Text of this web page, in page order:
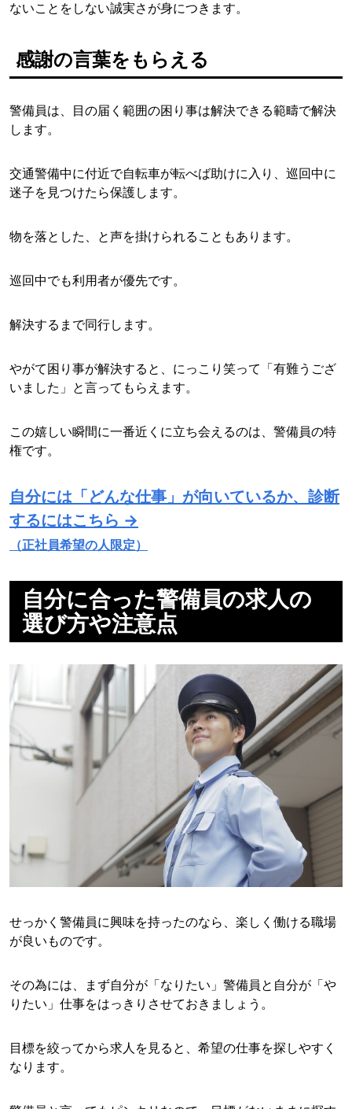
ないことをしない誠実さが身につきます。
感謝の言葉をもらえる
警備員は、目の届く範囲の困り事は解決できる範疇で解決
します。
交通警備中に付近で自転車が転べば助けに入り、巡回中に
迷子を見つけたら保護します。
物を落とした、と声を掛けられることもあります。
巡回中でも利用者が優先です。
解決するまで同行します。
やがて困り事が解決すると、にっこり笑って「有難うござ
いました」と言ってもらえます。
この嬉しい瞬間に一番近くに立ち会えるのは、警備員の特
権です。
自分には「どんな仕事」が向いているか、診断
するにはこちら →
（正社員希望の人限定）
自分に合った警備員の求人の
選び方や注意点
せっかく警備員に興味を持ったのなら、楽しく働ける職場
が良いものです。
その為には、まず自分が「なりたい」警備員と自分が「や
りたい」仕事をはっきりさせておきましょう。
目標を絞ってから求人を見ると、希望の仕事を探しやすく
なります。